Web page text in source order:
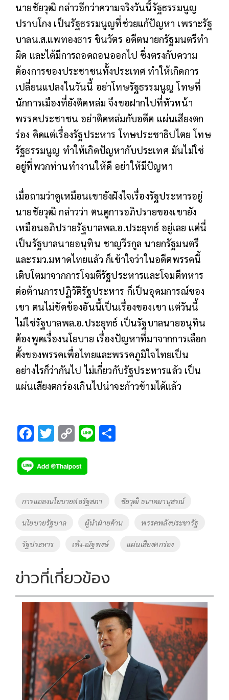
นายชัยวุฒิ กล่าวอีกว่าความจริงวันนี้รัฐธรรมนูญ
ปราบโกง เป็นรัฐธรรมนูญที่ช่วยแก้ปัญหา เพราะรัฐ
บาลน.ส.แพทองธาร ชินวัตร อดีตนายกรัฐมนตรีทำ
ผิด และได้มีการถอดถอนออกไป ซึ่งตรงกับความ
ต้องการของประชาชนทั้งประเทศ ทำให้เกิดการ
เปลี่ยนแปลงในวันนี้ อย่าโทษรัฐธรรมนูญ โทษที่
นักการเมืองที่ยังติดหล่ม จึงขอฝากไปที่หัวหน้า
พรรคประชาชน อย่าติดหล่มกับอดีต แผ่นเสียงตก
ร่อง คิดแต่เรื่องรัฐประหาร โทษประชาธิปไตย โทษ
รัฐธรรมนูญ ทำให้เกิดปัญหากับประเทศ มันไม่ใช่
อยู่ที่พวกท่านทำงานให้ดี อย่าให้มีปัญหา
เมื่อถามว่าดูเหมือนเขายังฝังใจเรื่องรัฐประหารอยู่
นายชัยวุฒิ กล่าวว่า ตนดูการอภิปรายของเขายัง
เหมือนอภิปรายรัฐบาลพล.อ.ประยุทธ์ อยู่เลย แต่นี่
เป็นรัฐบาลนายอนุทิน ชาญวีรกูล นายกรัฐมนตรี
และรมว.มหาดไทยแล้ว ก็เข้าใจว่าในอดีตพรรคนี้
เติบโตมาจากการโจมตีรัฐประหารและโจมตีทหาร
ต่อต้านการปฏิวัติรัฐประหาร ก็เป็นอุดมการณ์ของ
เขา ตนไม่ขัดข้องอันนี้เป็นเรื่องของเขา แต่วันนี้
ไม่ใช่รัฐบาลพล.อ.ประยุทธ์ เป็นรัฐบาลนายอนุทิน
ต้องพูดเรื่องนโยบาย เรื่องปัญหาที่มาจากการเลือก
ตั้งของพรรคเพื่อไทยและพรรคภูมิใจไทยเป็น
อย่างไรก็ว่ากันไป ไม่เกี่ยวกับรัฐประหารแล้ว เป็น
แผ่นเสียงตกร่องเกินไปน่าจะก้าวข้ามได้แล้ว
F
e
b
o
k
T
tt
er
C
p
y
Li
Li
Tags
การแถลงนโยบายต่อรัฐสภา ชัยวุฒิ ธนาคมานุสรณ์
นโยบายรัฐบาล ผู้นำฝ่ายค้าน พรรคพลังประชารัฐ
รัฐประหาร เท้ง-ณัฐพงษ์ แผ่นเสียงตกร่อง
ข่าวที่เกี่ยวข้อง